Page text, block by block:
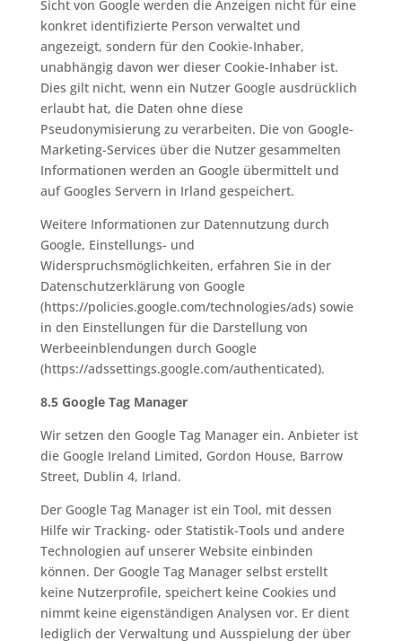
Sicht von Google werden die Anzeigen nicht für eine
konkret identifizierte Person verwaltet und
angezeigt, sondern für den Cookie-Inhaber,
unabhängig davon wer dieser Cookie-Inhaber ist.
Dies gilt nicht, wenn ein Nutzer Google ausdrücklich
erlaubt hat, die Daten ohne diese
Pseudonymisierung zu verarbeiten. Die von Google-
Marketing-Services über die Nutzer gesammelten
Informationen werden an Google übermittelt und
auf Googles Servern in Irland gespeichert.
Weitere Informationen zur Datennutzung durch
Google, Einstellungs- und
Widerspruchsmöglichkeiten, erfahren Sie in der
Datenschutzerklärung von Google
(https://policies.google.com/technologies/ads) sowie
in den Einstellungen für die Darstellung von
Werbeeinblendungen durch Google
(https://adssettings.google.com/authenticated).
8.5 Google Tag Manager
Wir setzen den Google Tag Manager ein. Anbieter ist
die Google Ireland Limited, Gordon House, Barrow
Street, Dublin 4, Irland.
Der Google Tag Manager ist ein Tool, mit dessen
Hilfe wir Tracking- oder Statistik-Tools und andere
Technologien auf unserer Website einbinden
können. Der Google Tag Manager selbst erstellt
keine Nutzerprofile, speichert keine Cookies und
nimmt keine eigenständigen Analysen vor. Er dient
lediglich der Verwaltung und Ausspielung der über